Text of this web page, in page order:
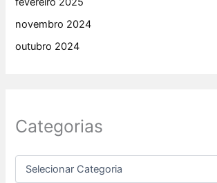
novembro 2024
outubro 2024
Categorias